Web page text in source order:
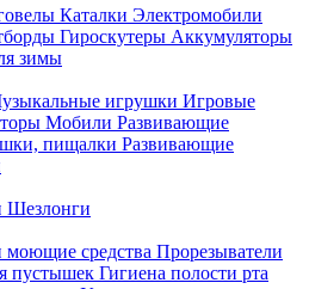
Каталки Электромобили
Гироскутеры Аккумуляторы
зимы
игрушки Игровые
Мобили Развивающие
пищалки Развивающие
Шезлонги
моющие средства Прорезыватели
пустышек Гигиена полости рта